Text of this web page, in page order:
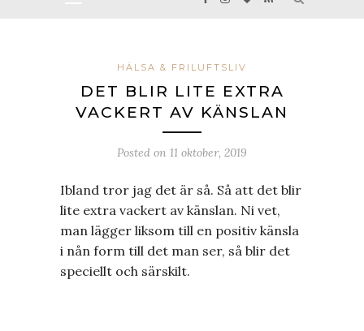
HÄLSA & FRILUFTSLIV
DET BLIR LITE EXTRA
VACKERT AV KÄNSLAN
Posted on 11 oktober, 2019
Ibland tror jag det är så. Så att det blir
lite extra vackert av känslan. Ni vet,
man lägger liksom till en positiv känsla
i nån form till det man ser, så blir det
speciellt och särskilt.